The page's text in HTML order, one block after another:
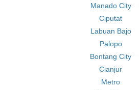
Manado City
Ciputat
Labuan Bajo
Palopo
Bontang City
Cianjur
Metro